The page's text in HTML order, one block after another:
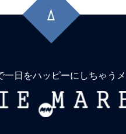
頭
に
一日をハッピーにしちゃう